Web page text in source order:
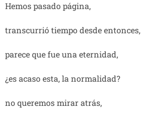
Hemos pasado página,
transcurrió tiempo desde entonces,
parece que fue una eternidad,
¿es acaso esta, la normalidad?
no queremos mirar atrás,